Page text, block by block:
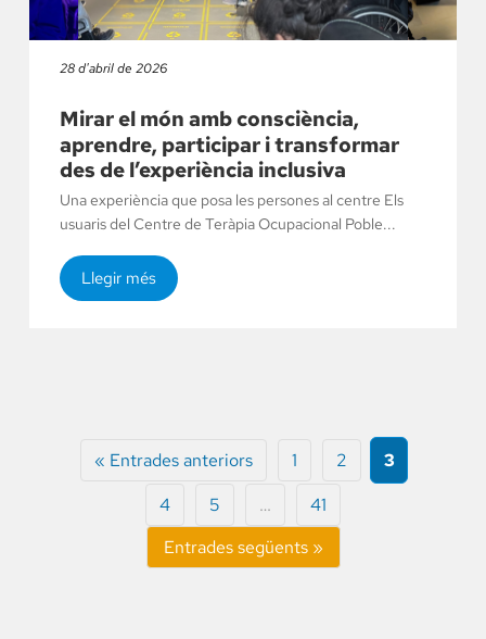
28 d'abril de 2026
Mirar el món amb consciència,
aprendre, participar i transformar
des de l’experiència inclusiva
Una experiència que posa les persones al centre Els
usuaris del Centre de Teràpia Ocupacional Poble...
Llegir més
« Entrades anteriors 1 2
3
4
5 …
41
Entrades següents »